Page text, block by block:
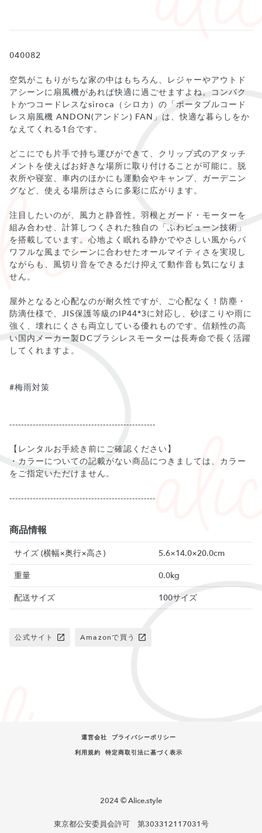
040082
空気がこもりがちな家の中はもちろん、レジャーやアウトド
アシーンに扇風機があれば快適に過ごせますよね。コンパク
トかつコードレスなsiroca（シロカ）の「ポータブルコード
レス扇風機 ANDON(アンドン) FAN」は、快適な暮らしをか
なえてくれる1台です。
どこにでも片手で持ち運びができて、クリップ式のアタッチ
メントを使えばお好きな場所に取り付けることが可能に。脱
衣所や寝室、車内のほかにも運動会やキャンプ、ガーデニン
グなど、使える場所はさらに多彩に広がります。
注目したいのが、風力と静音性。羽根とガード・モーターを
組み合わせ、計算しつくされた独自の「ふわビューン技術」
を搭載しています。心地よく眠れる静かでやさしい風からパ
ワフルな風までシーンに合わせたオールマイティさを実現し
ながらも、風切り音をできるだけ抑えて動作音も気になりま
せん。
屋外となると心配なのが耐久性ですが、ご心配なく！防塵・
防滴仕様で、JIS保護等級のIP44*3に対応し、砂ぼこりや雨に
強く、壊れにくさも両立している優れものです。信頼性の高
い国内メーカー製DCブラシレスモーターは長寿命で長く活躍
してくれますよ。
#梅雨対策
--------------------------------------------------
【レンタルお手続き前にご確認ください】
・カラーについての記載がない商品につきましては、カラー
をご指定いただけません。
商品情報
サイズ (横幅×奥行×高さ)
5.6×14.0×20.0cm
重量
0.0kg
配送サイズ
100サイズ
公式サイト Amazonで買う
運営会社
プライバシーポリシー
利用規約
特定商取引法に基づく表示
2024 © Alice.style
東京都公安委員会許可 第303312117031号